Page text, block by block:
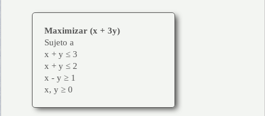
Maximizar (x + 3y)
Sujeto a
x + y ≤ 3
x + y ≤ 2
x - y ≥ 1
x, y ≥ 0